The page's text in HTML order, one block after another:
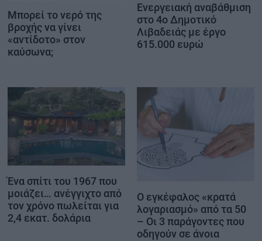
Μπορεί το νερό της
βροχής να γίνει
«αντίδοτο» στον
καύσωνα;
Ενεργειακή αναβάθμιση
στο 4ο Δημοτικό
Λιβαδειάς με έργο
615.000 ευρώ
Ένα σπίτι του 1967 που
μοιάζει… ανέγγιχτο από
τον χρόνο πωλείται για
2,4 εκατ. δολάρια
Ο εγκέφαλος «κρατά
λογαριασμό» από τα 50
– Οι 3 παράγοντες που
οδηγούν σε άνοια